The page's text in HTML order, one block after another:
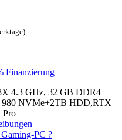
Finanzierung
4.3 GHz, 32 GB DDR4
980 NVMe+2TB HDD,RTX
Pro
PC ?